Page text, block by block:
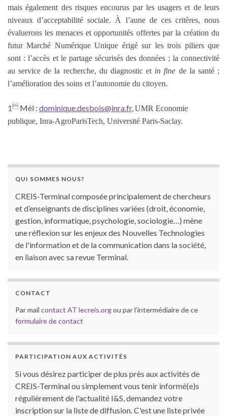
mais également des risques encourus par les usagers et de leurs
niveaux d’acceptabilité sociale. À l’aune de ces critères, nous
évaluerons les menaces et opportunités offertes par la création du
futur Marché Numérique Unique érigé sur les trois piliers que
sont : l’accès et le partage sécurisés des données ; la connectivité
au service de la recherche, du diagnostic et in fine de la santé ;
l’amélioration des soins et l’autonomie du citoyen.
1 Mél : dominique.desbois@inra.fr,UMR Economie
publique, Inra-AgroParisTech, Université Paris-Saclay.
QUI SOMMES NOUS?
CREIS-Terminal composée principalement de chercheurs
et d’enseignants de disciplines variées (droit, économie,
gestion, informatique, psychologie, sociologie…) mène
une réflexion sur les enjeux des Nouvelles Technologies
de l'information et de la communication dans la société,
en liaison avec sa revue Terminal.
CONTACT
Par mail contact AT lecreis.orgou par l’intermédiaire de ce
formulaire de contact
PARTICIPATION AUX ACTIVITÉS
Si vous désirez participer de plus près aux activités de
CREIS-Terminal ou simplement vous tenir informé(e)s
régulièrement de l'actualité I&S, demandez votre
inscription sur la liste de diffusion. C'est une liste privée